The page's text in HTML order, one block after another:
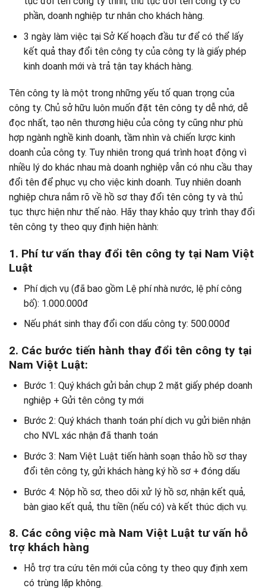
phần, doanh nghiệp tư nhân cho khách hàng.
3 ngày làm việc tại Sở Kế hoạch đầu tư để có thể lấy
kết quả thay đổi tên công ty của công ty là giấy phép
kinh doanh mới và trả tận tay khách hàng.
Tên công ty là một trong những yếu tố quan trọng của
công ty. Chủ sở hữu luôn muốn đặt tên công ty dễ nhớ, dễ
đọc nhất, tạo nên thương hiệu của công ty cũng như phù
hợp ngành nghề kinh doanh, tầm nhìn và chiến lược kinh
doanh của công ty. Tuy nhiên trong quá trình hoạt động vì
nhiều lý do khác nhau mà doanh nghiệp vẫn có nhu cầu thay
đổi tên để phục vụ cho việc kinh doanh. Tuy nhiên doanh
nghiệp chưa nắm rõ về hồ sơ thay đổi tên công ty và thủ
tục thực hiện như thế nào. Hãy thay khảo quy trình thay đổi
tên công ty theo quy định hiện hành:
1. Phí tư vấn thay đổi tên công ty tại Nam Việt
Luật
Phí dịch vụ (đã bao gồm Lệ phí nhà nước, lệ phí công
bố): 1.000.000đ
Nếu phát sinh thay đổi con dấu công ty: 500.000đ
2. Các bước tiến hành thay đổi tên công ty tại
Nam Việt Luật:
Bước 1: Quý khách gửi bản chụp 2 mặt giấy phép doanh
nghiệp + Gửi tên công ty mới
Bước 2: Quý khách thanh toán phí dịch vụ gửi biên nhận
cho NVL xác nhận đã thanh toán
Bước 3: Nam Việt Luật tiến hành soạn thảo hồ sơ thay
đổi tên công ty, gửi khách hàng ký hồ sơ + đóng dấu
Bước 4: Nộp hồ sơ, theo dõi xử lý hồ sơ, nhận kết quả,
bàn giao kết quả, thu tiền (nếu có) và kết thúc dịch vụ.
8. Các công việc mà Nam Việt Luật tư vấn hỗ
trợ khách hàng
Hỗ trợ tra cứu tên mới của công ty theo quy định xem
có trùng lặp không.